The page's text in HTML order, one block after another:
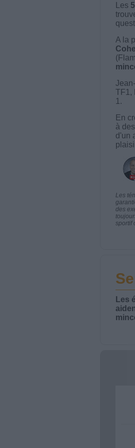
Les
A la
TF1,
1.
En
à des
d'un
Les
des
sportif
Les